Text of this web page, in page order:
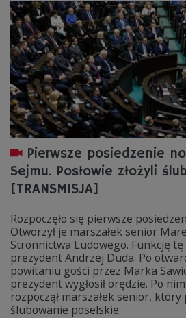
Pierwsze posiedzenie
Sejmu. Posłowie złożyli
[TRANSMISJA]
Rozpoczęło się pierwsze
Otworzył je marszałek senior
Stronnictwa Ludowego. Funkcję tę
prezydent Andrzej Duda. Po
powitaniu gości przez Marka
prezydent wygłosił orędzie. Po
rozpoczął marszałek senior, który
ślubowanie poselskie.